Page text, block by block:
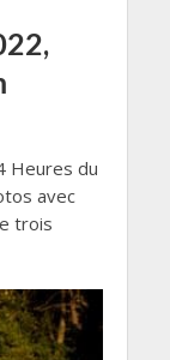
Heures du
avec
trois